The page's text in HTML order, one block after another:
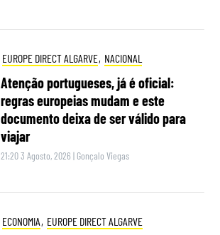
EUROPE DIRECT ALGARVE, NACIONAL
Atenção portugueses, já é oficial:
regras europeias mudam e este
documento deixa de ser válido para
viajar
21:20 3 Agosto, 2026 | Gonçalo Viegas
ECONOMIA, EUROPE DIRECT ALGARVE